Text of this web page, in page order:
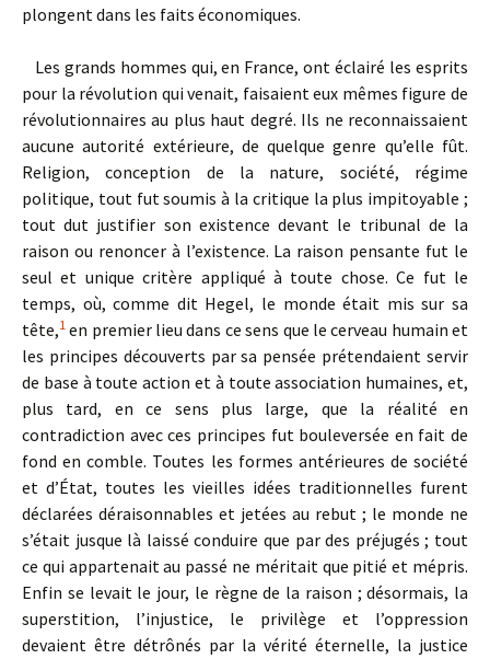
plongent dans les faits économiques.
Les grands hommes qui, en France, ont éclairé les esprits
pour la révolution qui venait, faisaient eux mêmes figure de
révolutionnaires au plus haut degré. Ils ne reconnaissaient
aucune autorité extérieure, de quelque genre qu’elle fût.
Religion, conception de la nature, société, régime
politique, tout fut soumis à la critique la plus impitoyable ;
tout dut justifier son existence devant le tribunal de la
raison ou renoncer à l’existence. La raison pensante fut le
seul et unique critère appliqué à toute chose. Ce fut le
temps, où, comme dit Hegel, le monde était mis sur sa
tête,1 en premier lieu dans ce sens que le cerveau humain et
les principes découverts par sa pensée prétendaient servir
de base à toute action et à toute association humaines, et,
plus tard, en ce sens plus large, que la réalité en
contradiction avec ces principes fut bouleversée en fait de
fond en comble. Toutes les formes antérieures de société
et d’État, toutes les vieilles idées traditionnelles furent
déclarées déraisonnables et jetées au rebut ; le monde ne
s’était jusque là laissé conduire que par des préjugés ; tout
ce qui appartenait au passé ne méritait que pitié et mépris.
Enfin se levait le jour, le règne de la raison ; désormais, la
superstition, l’injustice, le privilège et l’oppression
devaient être détrônés par la vérité éternelle, la justice